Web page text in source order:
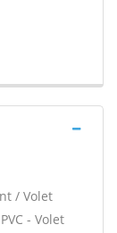
/ Volet
- Volet